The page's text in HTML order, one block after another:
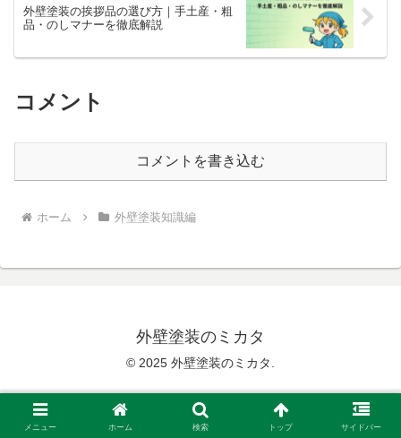
外壁塗装の挨拶品の選び方｜手土産・粗
品・のしマナーを徹底解説
コメント
コメントを書き込む
ホーム 外壁塗装知識編
外壁塗装のミカタ
© 2025 外壁塗装のミカタ.
メニュー ホーム 検索 トップ サイドバー